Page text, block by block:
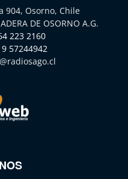
904, Osorno, Chile
DE OSORNO A.G.
223 2160
57244942